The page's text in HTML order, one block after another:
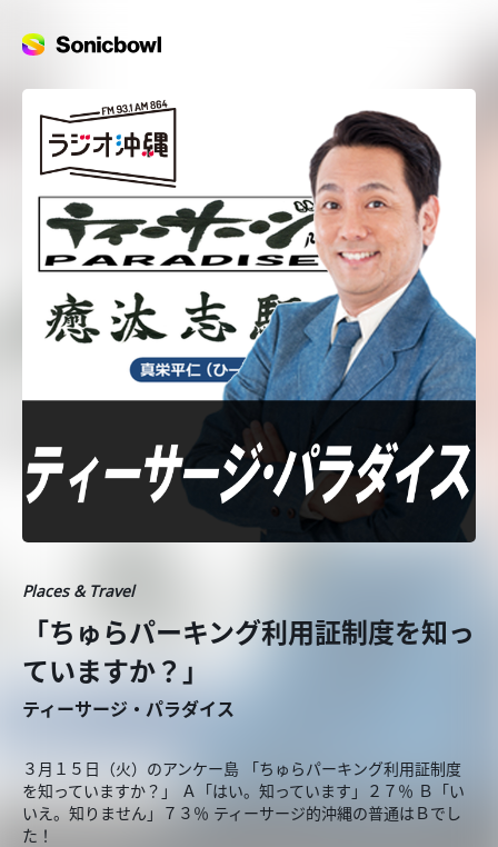
Places & Travel
「ちゅらパーキング利用証制度を知っ
ていますか？」
ティーサージ・パラダイス
３月１５日（火）のアンケー島 「ちゅらパーキング利用証制度
を知っていますか？」 Ａ「はい。知っています」２７％ Ｂ「い
いえ。知りません」７３％ ティーサージ的沖縄の普通はＢでし
た！